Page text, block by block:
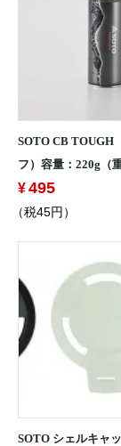
SOTO CB TOUGH
フ）容量：220g（
495
（税45円）
SOTO シェルキャ